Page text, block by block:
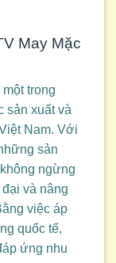
May Mặc
trong
sản xuất và
Nam. Với
sản
ngừng
và nâng
việc áp
quốc tế,
ứng nhu